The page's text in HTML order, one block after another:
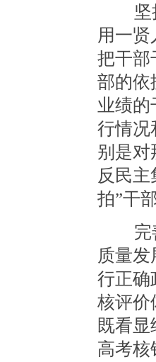
坚持
用一
把干部
部的依
业绩的
行情况
别是对
反民
拍”干
完善
质量
行正确
核评价
既看
高考核